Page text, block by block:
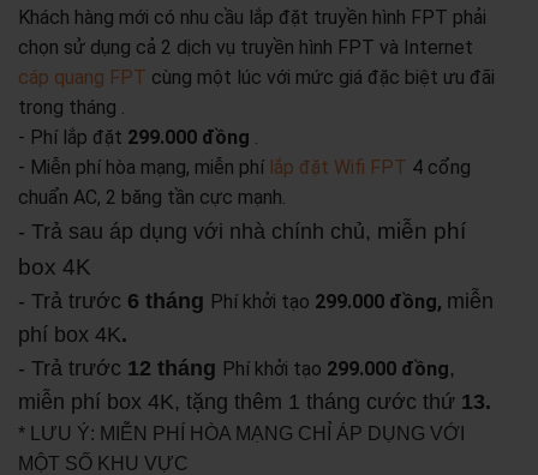
Khách hàng mới có nhu cầu lắp đặt truyền hình FPT phải
chọn sử dụng cả 2 dịch vụ truyền hình FPT và Internet
cáp quang FPT cùng một lúc với mức giá đặc biệt ưu đãi
trong tháng .
- Phí lắp đặt 299.000 đồng .
- Miễn phí hòa mạng, miễn phí lắp đặt Wifi FPT 4 cổng
chuẩn AC, 2 băng tần cực mạnh.
- Trả sau áp dụng với nhà chính chủ, miễn phí
box 4K
- Trả trước 6 tháng Phí khởi tạo 299.000 đồng, miễn
phí box 4K.
- Trả trước 12 tháng Phí khởi tạo 299.000 đồng,
miễn phí box 4K, tặng thêm 1 tháng cước thứ 13.
* LƯU Ý: MIỄN PHÍ HÒA MẠNG CHỈ ÁP DỤNG VỚI
MỘT SỐ KHU VỰC